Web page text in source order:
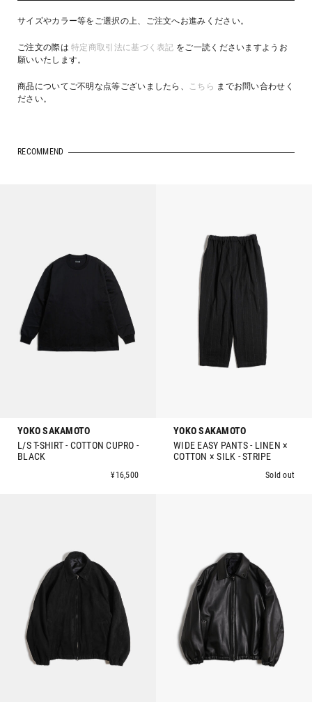
サイズやカラー等をご選択の上、ご注文へお進みください。
ご注文の際は特定商取引法に基づく表記 をご一読くださいますようお
願いいたします。
商品についてご不明な点等ございましたら、 こちら までお問い合わせく
ださい。
RECOMMEND
YOKO SAKAMOTO
L/S T-SHIRT - COTTON CUPRO -
BLACK
¥16,500
YOKO SAKAMOTO
WIDE EASY PANTS - LINEN ×
COTTON × SILK - STRIPE
Sold out